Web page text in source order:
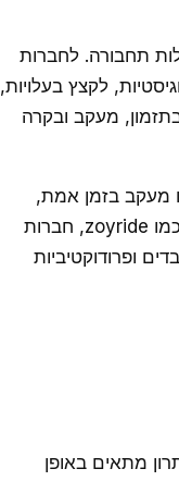
תחבורה. לחברות
לקצץ בעלויות,
מעקב ובקרה
מעקב בזמן אמת,
מעקב אוטומטי, ניתוח עלות, דוחות מותאמים אישית. עם תוכנת ניהול תחבורה כמו zoyride, חברות
ופרודוקטיביות
מתאים באופן